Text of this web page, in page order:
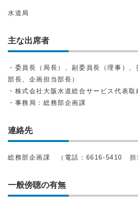
水道局
主な出席者
・委員長（局長）、副委員長（理事）
部長、企画担当部長）
・株式会社大阪水道総合サービス代表取
・事務局：総務部企画課
連絡先
総務部企画課 （電話：6616-5410 担
一般傍聴の有無